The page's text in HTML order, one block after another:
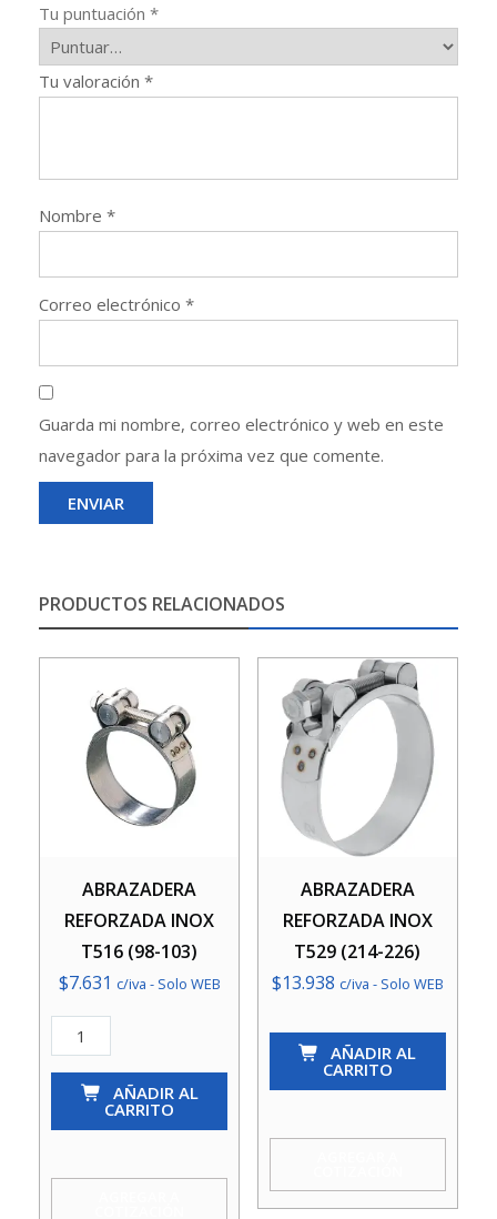
Tu puntuación *
Tu valoración *
Nombre *
Correo electrónico *
Guarda mi nombre, correo electrónico y web en este
navegador para la próxima vez que comente.
PRODUCTOS RELACIONADOS
ABRAZADERA
REFORZADA INOX
T516 (98-103)
$7.631 c/iva - Solo WEB
ABRAZADERA
REFORZADA
INOX
103)
AÑADIR AL
CARRITO
ABRAZADERA
REFORZADA INOX
T529 (214-226)
$13.938 c/iva - Solo WEB
ABRAZADERA
REFORZADA
INOX
226)
AÑADIR AL
CARRITO